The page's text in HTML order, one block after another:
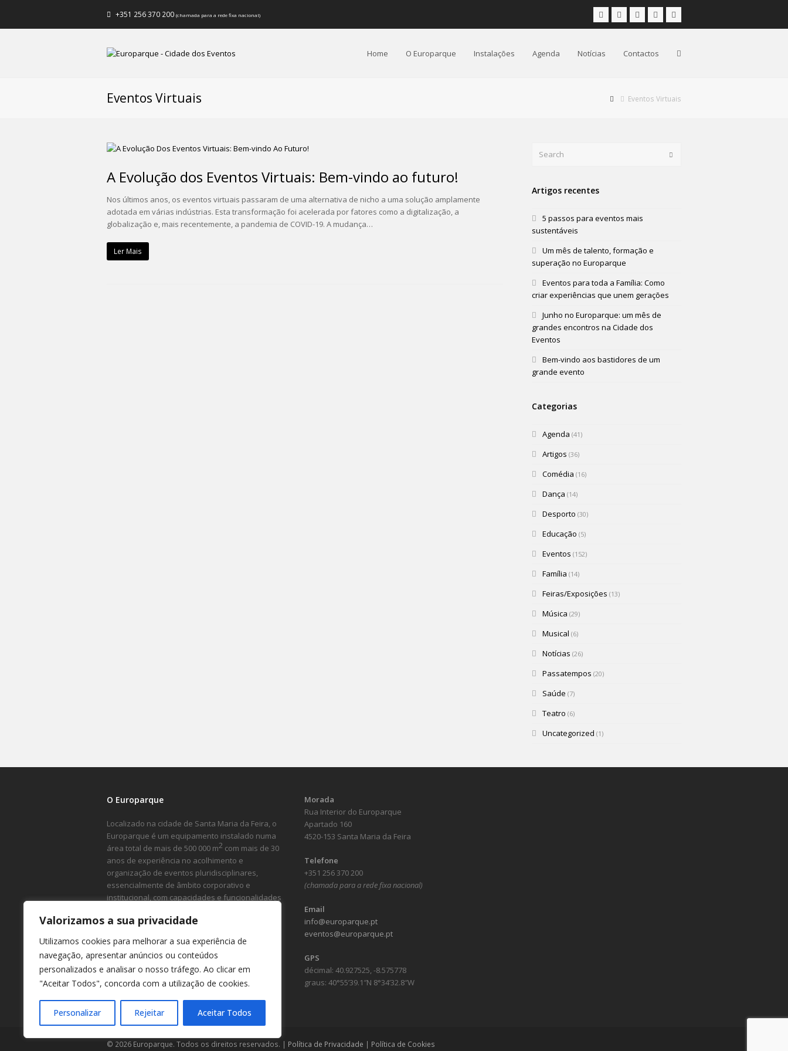
Valorizamos a sua privacidade
Utilizamos cookies para melhorar a sua experiência de
navegação, apresentar anúncios ou conteúdos
personalizados e analisar o nosso tráfego. Ao clicar em
"Aceitar Todos", concorda com a utilização de cookies.
Personalizar Rejeitar Aceitar Todos
+351 256 370 200 (chamada para a rede fixa nacional) FacebookInstagram
LinkedInYoutube
Home O Europarque Instalações Agenda Notícias Contactos
Eventos Virtuais Eventos Virtuais
A Evolução dos Eventos Virtuais: Bem-vindo ao futuro!
Nos últimos anos, os eventos virtuais passaram de uma alternativa de nicho a uma solução amplamente
adotada em várias indústrias. Esta transformação foi acelerada por fatores como a digitalização, a
globalização e, mais recentemente, a pandemia de COVID-19. A mudança…
Ler Mais
Artigos recentes
5 passos para eventos mais
sustentáveis
Um mês de talento, formação e
superação no Europarque
Eventos para toda a Família: Como
criar experiências que unem gerações
Junho no Europarque: um mês de
grandes encontros na Cidade dos
Eventos
Bem-vindo aos bastidores de um
grande evento
Categorias
Agenda (41)
Artigos (36)
Comédia (16)
Dança (14)
Desporto (30)
Educação (5)
Eventos (152)
Família (14)
Feiras/Exposições (13)
Música (29)
Musical (6)
Notícias (26)
Passatempos (20)
Saúde (7)
Teatro (6)
Uncategorized (1)
O Europarque
Localizado na cidade de Santa Maria da Feira, o
Europarque é um equipamento instalado numa
área total de mais de 500 000 m2 com mais de 30
anos de experiência no acolhimento e
organização de eventos pluridisciplinares,
essencialmente de âmbito corporativo e
institucional, com capacidades e funcionalidades
Morada
Rua Interior do Europarque
Apartado 160
4520-153 Santa Maria da Feira
Telefone
+351 256 370 200
(chamada para a rede fixa nacional)
Email
info@europarque.pt
eventos@europarque.pt
GPS
décimal: 40.927525, -8.575778
graus: 40°55’39.1″N 8°34’32.8″W
© 2026 Europarque. Todos os direitos reservados. | Política de Privacidade | Política de Cookies